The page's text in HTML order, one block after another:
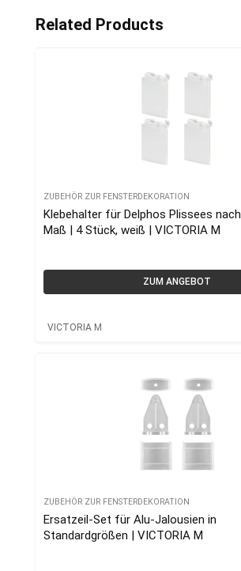
Related Products
ZUBEHÖR ZUR FENSTERDEKORATION
Klebehalter für Delphos Plissees nach
Maß | 4 Stück, weiß | VICTORIA M
ZUM ANGEBOT
VICTORIA M
ZUBEHÖR ZUR FENSTERDEKORATION
Ersatzeil-Set für Alu-Jalousien in
Standardgrößen | VICTORIA M